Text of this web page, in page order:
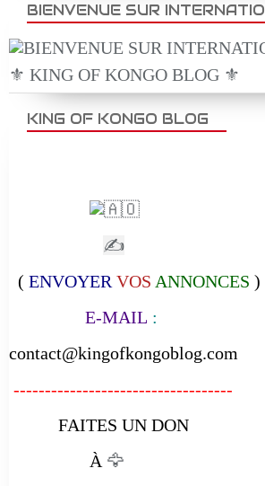
BIENVENUE SUR
⚜️ KING OF KONGO BLOG ⚜️
KING OF KONGO BLOG
✍
( ENVOYER VOS ANNONCES )
E-MAIL :
contact@kingofkongoblog.com
-----------------------------------
FAITES UN DON
À 🦅